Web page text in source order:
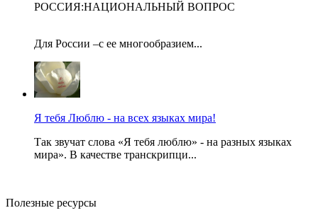
РОССИЯ:НАЦИОНАЛЬНЫЙ ВОПРОС
Для России –с ее многообразием...
Я тебя Люблю - на всех языках мира!
Так звучат слова «Я тебя люблю» - на разных языках
мира». В качестве транскрипци...
Полезные ресурсы